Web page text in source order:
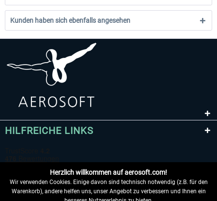
Kunden haben sich ebenfalls angesehen
HILFREICHE LINKS
Herzlich willkommen auf aerosoft.com!
Wir verwenden Cookies. Einige davon sind technisch notwendig (z.B. für den
Warenkorb), andere helfen uns, unser Angebot zu verbessern und Ihnen ein